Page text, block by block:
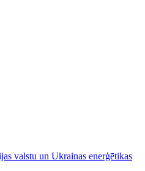
valstu un Ukrainas enerģētikas